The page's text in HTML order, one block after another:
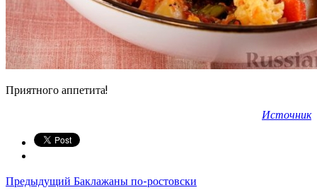
Приятного аппетита!
Источник
Предыдущий Баклажаны по-ростовски